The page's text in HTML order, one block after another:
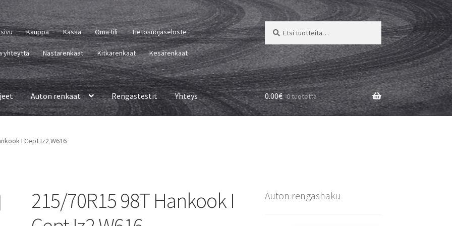
Kauppa Kassa Oma tili Tietosuojaseloste
yhteyttä Nastarenkaat Kitkarenkaat Kesärenkaat
Etsi:
Haku
Auton renkaat Rengastestit Yhteys 0.00€ 0 tuotetta
I Cept Iz2 W616
215/70R15 98T Hankook I
Auton rengashaku